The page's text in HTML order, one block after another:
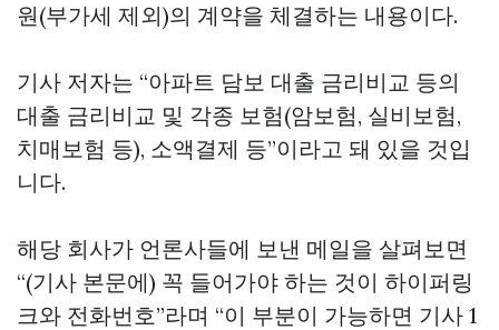
원(부가세 제외)의 계약을 체결하는 내용이다.
기사 저자는 “아파트 담보 대출 금리비교 등의
대출 금리비교 및 각종 보험(암보험, 실비보험,
치매보험 등), 소액결제 등”이라고 돼 있을 것입
니다.
해당 회사가 언론사들에 보낸 메일을 살펴보면
“(기사 본문에) 꼭 들어가야 하는 것이 하이퍼링
크와 전화번호”라며 “이 부분이 가능하면 기사 1